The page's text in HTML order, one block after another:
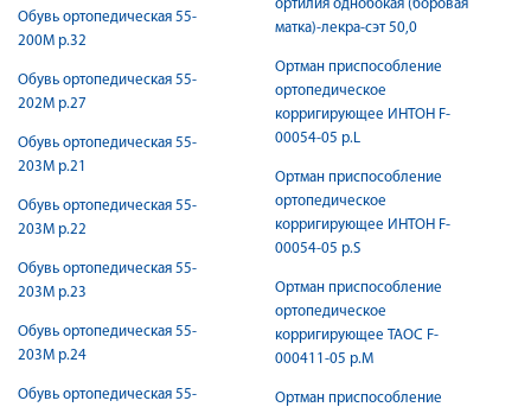
Обувь ортопедическая 55-
200M р.32
Обувь ортопедическая 55-
202М р.27
Обувь ортопедическая 55-
203М р.21
Обувь ортопедическая 55-
203М р.22
Обувь ортопедическая 55-
203М р.23
Обувь ортопедическая 55-
203М р.24
Обувь ортопедическая 55-
ортилия однобокая (боровая
матка)-лекра-сэт 50,0
Ортман приспособление
ортопедическое
корригирующее ИНТОН F-
00054-05 р.L
Ортман приспособление
ортопедическое
корригирующее ИНТОН F-
00054-05 р.S
Ортман приспособление
ортопедическое
корригирующее ТАОС F-
000411-05 р.M
Ортман приспособление